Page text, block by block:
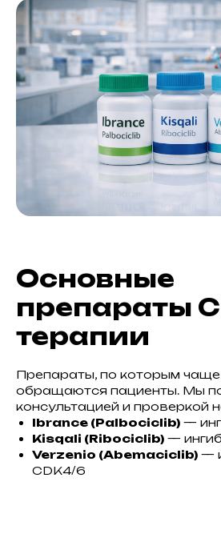
Основные
препараты
терапии
Препараты, по которым чаще
обращаются пациенты. Мы
консультацией и проверкой
Ibrance (Palbociclib) —
Kisqali (Ribociclib) —
Verzenio (Abemaciclib) —
CDK4/6